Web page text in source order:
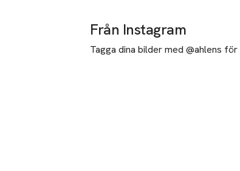
Från Instagram
Tagga dina bilder med @ahlens